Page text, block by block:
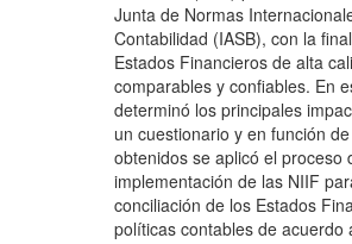
Junta de Normas
Contabilidad (IASB), con la
Estados Financieros de alta
comparables y confiables. En
determinó los principales
un cuestionario y en función
obtenidos se aplicó el proceso
implementación de las NIIF
conciliación de los Estados
políticas contables de acuerdo